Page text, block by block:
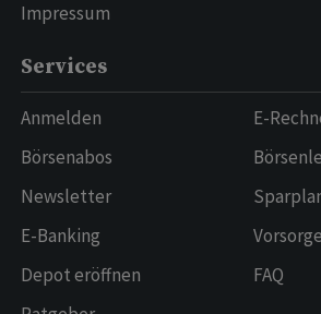
Impressum
Services
Anmelden
Börsenabos
Newsletter
E-Banking
Depot eröffnen
E-
Vorsorge
FAQ